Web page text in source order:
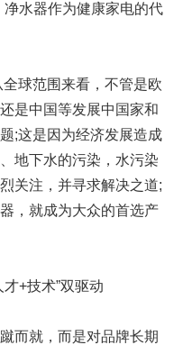
水器作为健康家电的代
球范围来看，不管是欧
是中国等发展中国家和
;这是因为经济发展造成
地下水的污染，水污染
关注，并寻求解决之道;
，就成为大众的首选产
+技术”双驱动
而就，而是对品牌长期